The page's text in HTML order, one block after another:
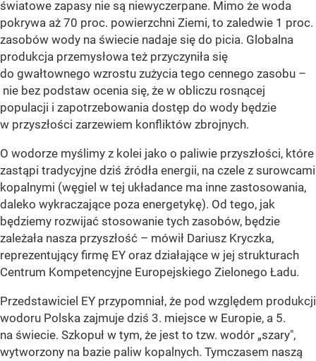
światowe zapasy nie są niewyczerpane. Mimo że woda
pokrywa aż 70 proc. powierzchni Ziemi, to zaledwie 1 proc.
zasobów wody na świecie nadaje się do picia. Globalna
produkcja przemysłowa też przyczyniła się
do gwałtownego wzrostu zużycia tego cennego zasobu –
nie bez podstaw ocenia się, że w obliczu rosnącej
populacji i zapotrzebowania dostęp do wody będzie
w przyszłości zarzewiem konfliktów zbrojnych.
O wodorze myślimy z kolei jako o paliwie przyszłości, które
zastąpi tradycyjne dziś źródła energii, na czele z surowcami
kopalnymi (węgiel w tej układance ma inne zastosowania,
daleko wykraczające poza energetykę). Od tego, jak
będziemy rozwijać stosowanie tych zasobów, będzie
zależała nasza przyszłość – mówił Dariusz Kryczka,
reprezentujący firmę EY oraz działające w jej strukturach
Centrum Kompetencyjne Europejskiego Zielonego Ładu.
Przedstawiciel EY przypomniał, że pod względem produkcji
wodoru Polska zajmuje dziś 3. miejsce w Europie, a 5.
na świecie. Szkopuł w tym, że jest to tzw. wodór „szary",
wytworzony na bazie paliw kopalnych. Tymczasem naszą